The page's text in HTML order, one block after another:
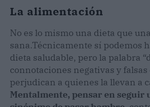
La alimentación
No es lo mismo una dieta que
sana.Técnicamente sí podemos
dieta saludable, pero la palabra
connotaciones negativas y
perjudican a quienes la llevan a
Mentalmente, pensar en seguir